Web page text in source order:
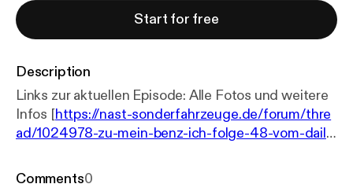
Start for free
Description
Links zur aktuellen Episode: Alle Fotos und weitere
Infos [https://nast-sonderfahrzeuge.de/forum/thre
ad/1024978-zu-mein-benz-ich-folge-48-vom-daily
Unsere Podcast Webseite:
Comments0